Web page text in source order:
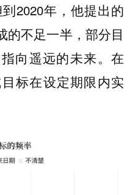
2020年，他提出的
的不足一半，部分目
向遥远的未来。在
标在设定期限内实